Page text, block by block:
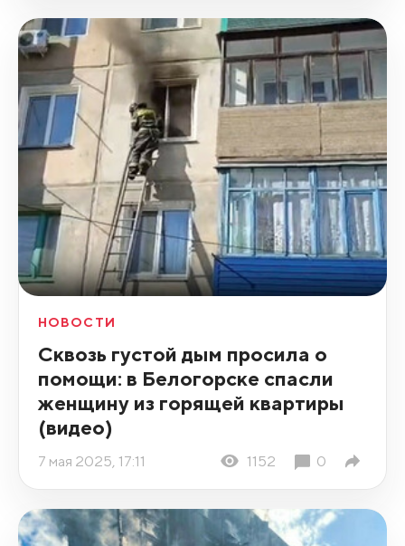
НОВОСТИ
Сквозь густой дым просила о
помощи: в Белогорске спасли
женщину из горящей квартиры
(видео)
7 мая 2025, 17:11 1152 0